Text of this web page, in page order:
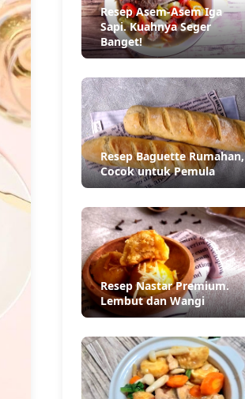
Resep Asem-Asem Iga
Sapi. Kuahnya Seger
Banget!
Resep Baguette Rumahan,
Cocok untuk Pemula
Resep Nastar Premium.
Lembut dan Wangi